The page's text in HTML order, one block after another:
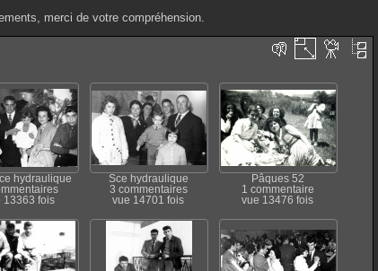
merci de votre compréhension.
hydraulique
13363 fois
Sce hydraulique
3 commentaires
vue 14701 fois
Pâques 52
1 commentaire
vue 13476 fois